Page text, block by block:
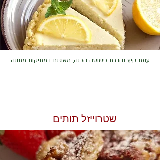
עוגת קיץ נהדרת פשוטה הכנה, מאוזנת במתיקות מתונה
שטרוייזל תותים